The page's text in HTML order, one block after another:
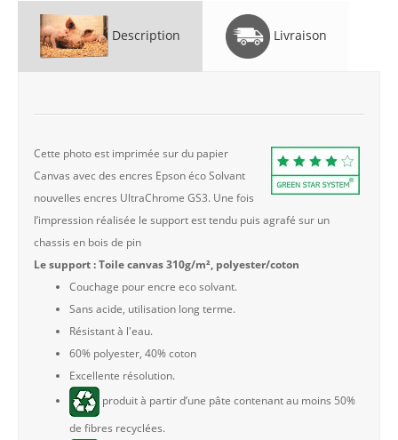
Description Livraison
Cette photo est imprimée sur du papier
Canvas avec des encres Epson éco Solvant
nouvelles encres UltraChrome GS3. Une fois
l’impression réalisée le support est tendu puis agrafé sur un
chassis en bois de pin
Le support : Toile canvas 310g/m², polyester/coton
Couchage pour encre eco solvant.
Sans acide, utilisation long terme.
Résistant à l'eau.
60% polyester, 40% coton
Excellente résolution.
produit à partir d’une pâte contenant au moins 50%
de fibres recyclées.